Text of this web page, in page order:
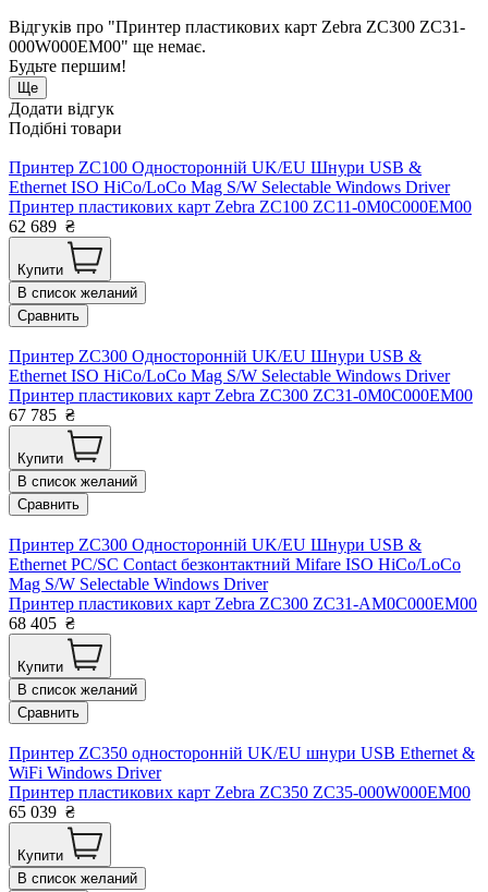
Відгуків про "Принтер пластикових карт Zebra ZC300 ZC31-
000W000EM00" ще немає.
Будьте першим!
Ще
Додати відгук
Подібні товари
Принтер ZC100 Односторонній UK/EU Шнури USB &
Ethernet ISO HiCo/LoCo Mag S/W Selectable Windows Driver
Принтер пластикових карт Zebra ZC100 ZC11-0M0C000EM00
62 689 ₴
Купити
В список желаний
Сравнить
Принтер ZC300 Односторонній UK/EU Шнури USB &
Ethernet ISO HiCo/LoCo Mag S/W Selectable Windows Driver
Принтер пластикових карт Zebra ZC300 ZC31-0M0C000EM00
67 785 ₴
Купити
В список желаний
Сравнить
Принтер ZC300 Односторонній UK/EU Шнури USB &
Ethernet PC/SC Contact безконтактний Mifare ISO HiCo/LoCo
Mag S/W Selectable Windows Driver
Принтер пластикових карт Zebra ZC300 ZC31-AM0C000EM00
68 405 ₴
Купити
В список желаний
Сравнить
Принтер ZC350 односторонній UK/EU шнури USB Ethernet &
WiFi Windows Driver
Принтер пластикових карт Zebra ZC350 ZC35-000W000EM00
65 039 ₴
Купити
В список желаний